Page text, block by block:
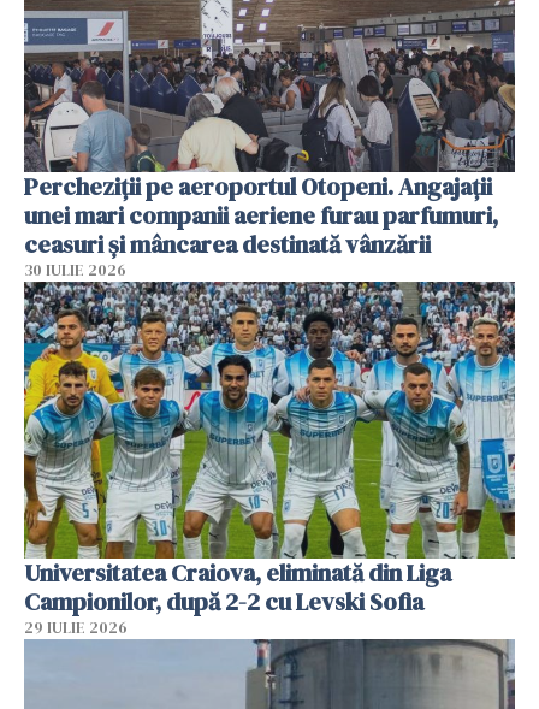
Percheziții pe aeroportul Otopeni. Angajații
unei mari companii aeriene furau parfumuri,
ceasuri și mâncarea destinată vânzării
30 IULIE 2026
Universitatea Craiova, eliminată din Liga
Campionilor, după 2-2 cu Levski Sofia
29 IULIE 2026